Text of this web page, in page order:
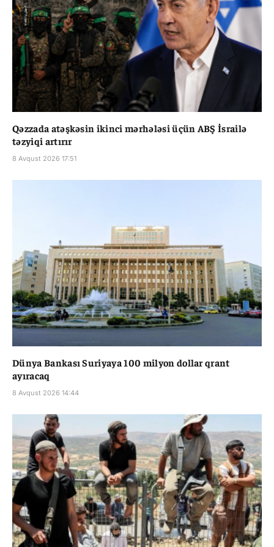
Qəzzada atəşkəsin ikinci mərhələsi üçün ABŞ İsrailə
təzyiqi artırır
8 Avqust 2026 17:51
Dünya Bankası Suriyaya 100 milyon dollar qrant
ayıracaq
8 Avqust 2026 14:44